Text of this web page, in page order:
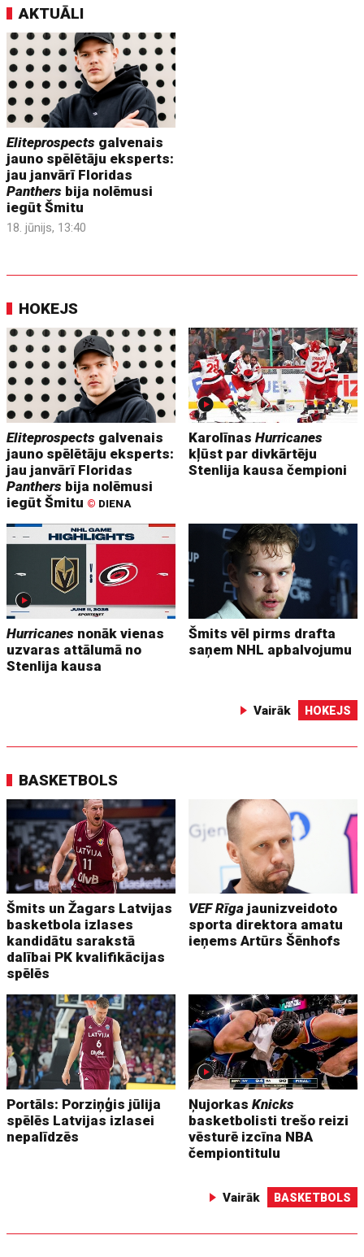
AKTUĀLI
Eliteprospects galvenais
jauno spēlētāju eksperts:
jau janvārī Floridas
Panthers bija nolēmusi
iegūt Šmitu
18. jūnijs, 13:40
HOKEJS
Eliteprospects galvenais
jauno spēlētāju eksperts:
jau janvārī Floridas
Panthers bija nolēmusi
iegūt Šmitu © DIENA
KarolīnasHurricanes
kļūst par divkārtēju
Stenlija kausa čempioni
Hurricanes nonāk vienas
uzvaras attālumā no
Stenlija kausa
Šmits vēl pirms drafta
saņem NHL apbalvojumu
Vairāk HOKEJS
BASKETBOLS
Šmits un Žagars Latvijas
basketbola izlases
kandidātu sarakstā
dalībai PK kvalifikācijas
spēlēs
VEF Rīga jaunizveidoto
sporta direktora amatu
ieņems Artūrs Šēnhofs
Portāls: Porziņģis jūlija
spēlēs Latvijas izlasei
nepalīdzēs
ŅujorkasKnicks
basketbolisti trešo reizi
vēsturē izcīna NBA
čempiontitulu
Vairāk BASKETBOLS